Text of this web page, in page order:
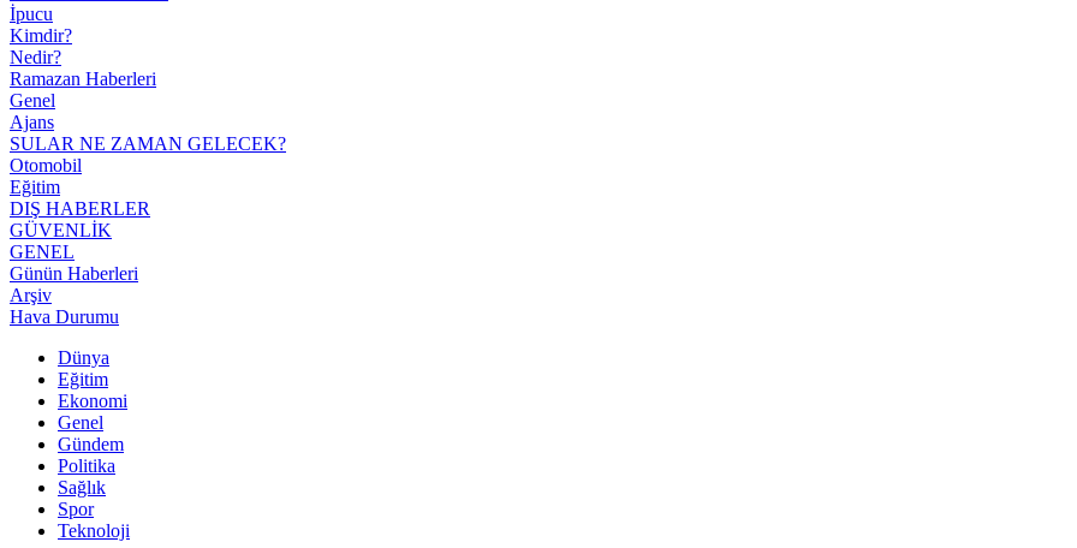
İpucu
Kimdir?
Nedir?
Ramazan Haberleri
Genel
Ajans
SULAR NE ZAMAN GELECEK?
Otomobil
Eğitim
DIŞ HABERLER
GÜVENLİK
GENEL
Günün Haberleri
Arşiv
Hava Durumu
Dünya
Eğitim
Ekonomi
Genel
Gündem
Politika
Sağlık
Spor
Teknoloji